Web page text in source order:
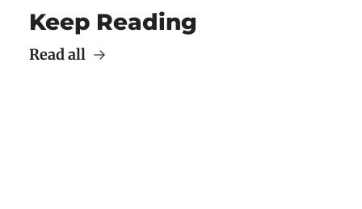
Keep Reading
Read all